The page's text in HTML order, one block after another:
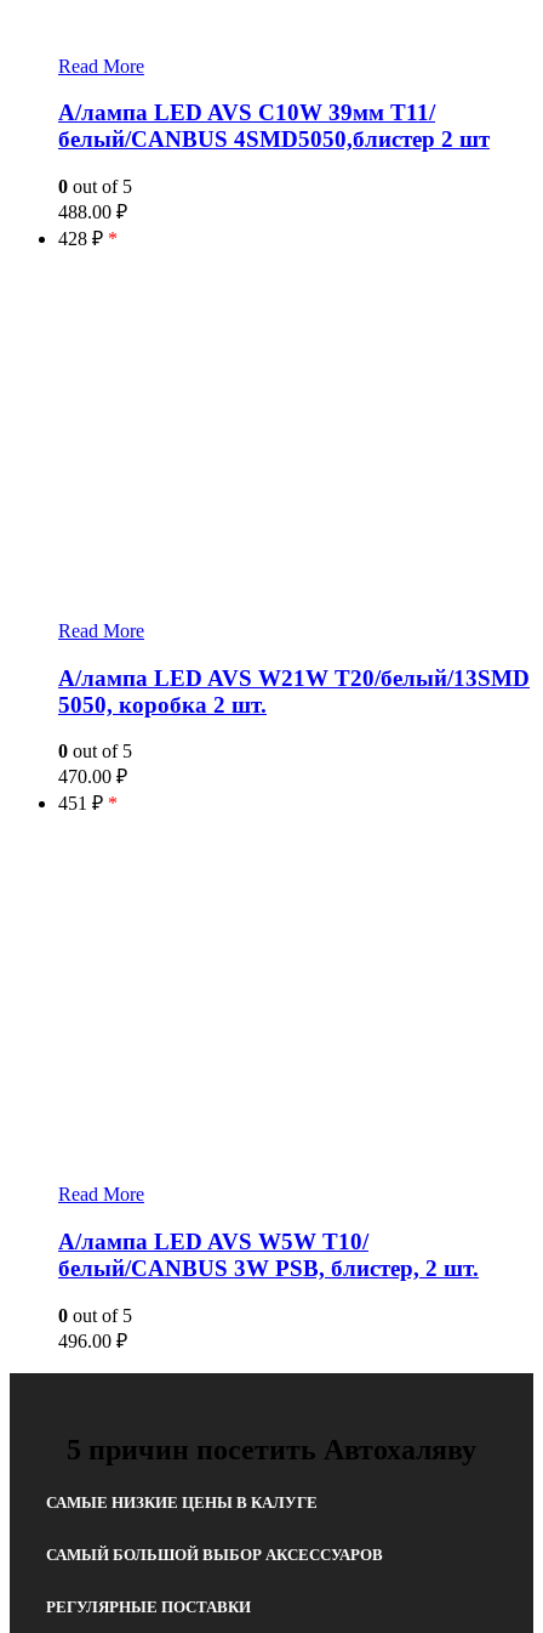
Read More
А/лампа LED AVS C10W 39мм T11/
белый/CANBUS 4SMD5050,блистер 2 шт
0 out of 5
488.00 ₽
428 ₽ *
Read More
А/лампа LED AVS W21W T20/белый/13SMD
5050, коробка 2 шт.
0 out of 5
470.00 ₽
451 ₽ *
Read More
А/лампа LED AVS W5W T10/
белый/CANBUS 3W PSB, блистер, 2 шт.
0 out of 5
496.00 ₽
5 причин посетить Автохаляву
САМЫЕ НИЗКИЕ ЦЕНЫ В КАЛУГЕ
САМЫЙ БОЛЬШОЙ ВЫБОР АКСЕССУАРОВ
РЕГУЛЯРНЫЕ ПОСТАВКИ